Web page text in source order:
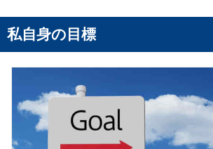
私自身の目標